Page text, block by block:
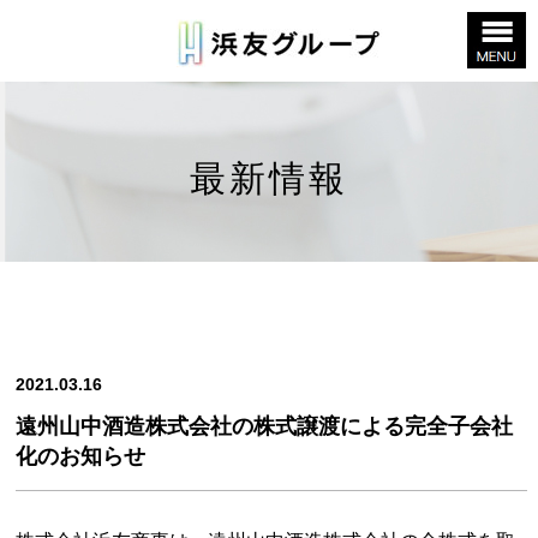
最新情報
2021.03.16
遠州山中酒造株式会社の株式譲渡による完全子会社
化のお知らせ